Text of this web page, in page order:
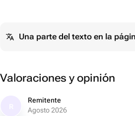
Una parte del texto en la
Valoraciones y opinión
Remitente
Agosto 2026